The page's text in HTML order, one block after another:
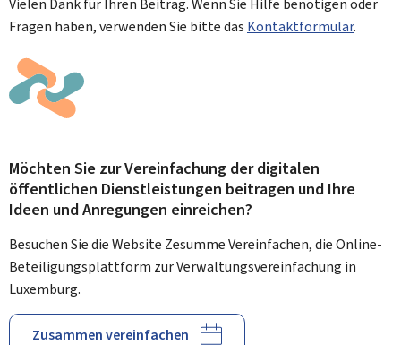
Fragen haben, verwenden Sie bitte das Kontaktformular.
Möchten Sie zur Vereinfachung der digitalen
öffentlichen Dienstleistungen beitragen und Ihre
Ideen und Anregungen einreichen?
Besuchen Sie die Website Zesumme Vereinfachen, die Online-
Beteiligungsplattform zur Verwaltungsvereinfachung in
Luxemburg.
Zusammen vereinfachen